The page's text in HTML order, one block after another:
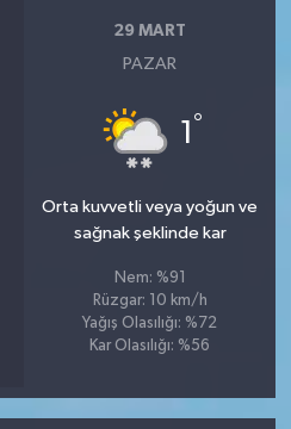
29 MART
PAZAR
1 °
Orta kuvvetli veya yoğun ve
sağnak şeklinde kar
Nem: %91
Rüzgar: 10 km/h
Yağış Olasılığı: %72
Kar Olasılığı: %56